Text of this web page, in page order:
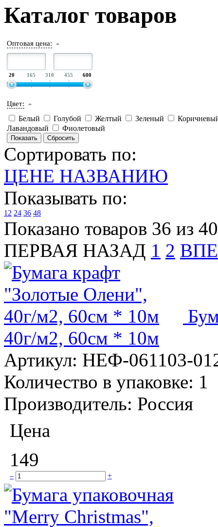
Каталог товаров
Оптовая цена:
20 165 310 455 600
Цвет:
Белый Голубой Желтый Зеленый
Лавандовый
Фиолетовый
Сортировать по:
ЦЕНЕ НАЗВАНИЮ
Показывать по:
12 24 36 48
Показано товаров 36 из 40
ПЕРВАЯ НАЗАД 1 2
40г/м2, 60см * 10м
Артикул: НЕФ-061103-
Количество в упаковке: 1
Производитель: Россия
Цена
149
– +